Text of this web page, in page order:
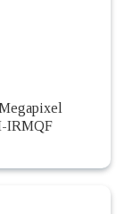
IRMQF